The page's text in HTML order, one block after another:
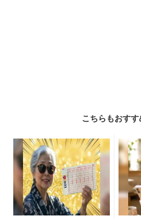
こちらもおすす